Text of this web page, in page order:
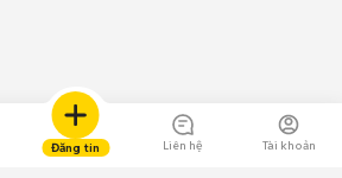
Đăng tin Liên hệ Tài khoản